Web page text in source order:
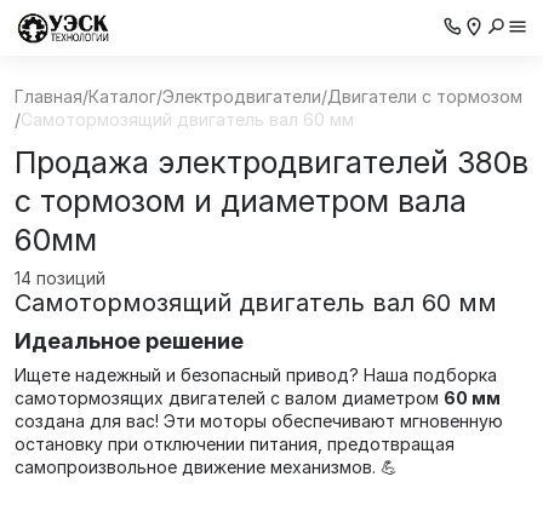
Главная/Каталог/Электродвигатели/Двигатели с тормозом
/Самотормозящий двигатель вал 60 мм
Продажа электродвигателей 380в
с тормозом и диаметром вала
60мм
14 позиций
Самотормозящий двигатель вал 60 мм
Идеальное решение
Ищете надежный и безопасный привод? Наша подборка
самотормозящих двигателей с валом диаметром 60 мм
создана для вас! Эти моторы обеспечивают мгновенную
остановку при отключении питания, предотвращая
самопроизвольное движение механизмов. 💪